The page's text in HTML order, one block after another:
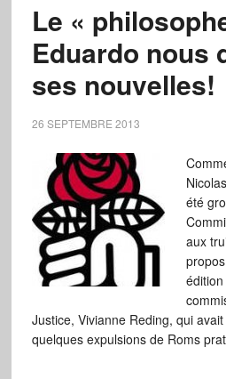
Le «
Eduardo nous
ses nouvelles!
26 SEPTEMBRE 2013
été
aux
édition
Justice, Vivianne Reding, qui
quelques expulsions de Roms